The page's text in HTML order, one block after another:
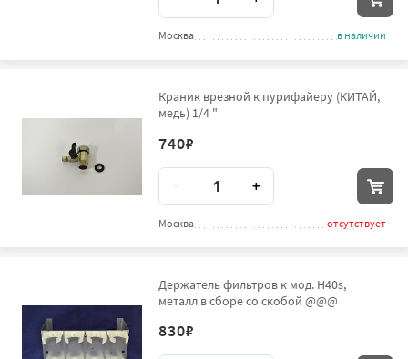
Москва в наличии
Краник врезной к пурифайеру (КИТАЙ,
медь) 1/4 "
740₽
Количество
+
Москва отсутствует
Держатель фильтров к мод. H40s,
металл в сборе со скобой @@@
830₽